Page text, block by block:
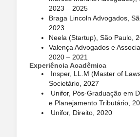
2023 – 2025
Braga Lincoln Advogados,
2023
Neela (Startup), São Paulo,
Valença Advogados e
2020 – 2021
Experiência Acadêmica
Insper, LL.M (Master of
Societário, 2027
Unifor, Pós-Graduação em
e Planejamento Tributário,
Unifor, Direito, 2020